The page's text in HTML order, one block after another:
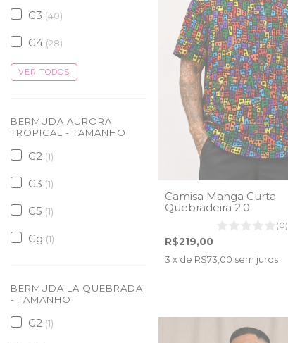
G3 (40)
G4 (28)
VER TODOS
BERMUDA AURORA
TROPICAL - TAMANHO
G2 (1)
G3 (1)
G5 (1)
Gg (1)
BERMUDA LA QUEBRADA
- TAMANHO
G2 (1)
Camisa Manga Curta
Quebradeira 2.0
(0)
R$219,00
3 x de R$73,00 sem juros